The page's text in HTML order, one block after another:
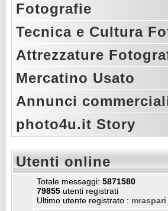
Fotografie
Tecnica e Cultura
Attrezzature
Mercatino Usato
Annunci
photo4u.it Story
Utenti online
Totale messaggi: 5871580
79855 utenti registrati
Ultimo utente registrato : mraspari